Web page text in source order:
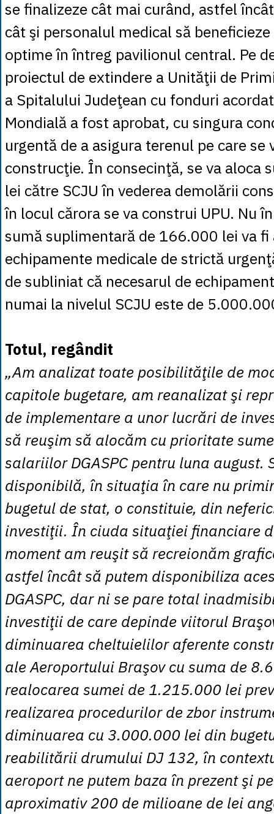
se finalizeze cât mai curând, astfel
cât şi personalul medical să
optime în întreg pavilionul central. Pe
proiectul de extindere a Unităţii de
a Spitalului Judeţean cu fonduri
Mondială a fost aprobat, cu singura
urgentă de a asigura terenul pe care se
construcţie. În consecinţă, se va aloca
lei către SCJU în vederea demolării
în locul cărora se va construi UPU. Nu
sumă suplimentară de 166.000 lei va
echipamente medicale de strictă
de subliniat că necesarul de
numai la nivelul SCJU este de
Totul, regândit
„Am analizat toate posibilităţile de
capitole bugetare, am reanalizat şi
de implementare a unor lucrări de
să reuşim să alocăm cu prioritate
salariilor DGASPC pentru luna august.
disponibilă, în situaţia în care nu
bugetul de stat, o constituie, din
investiţii. În ciuda situaţiei financiare
moment am reuşit să recreionăm
astfel încât să putem disponibiliza
DGASPC, dar ni se pare total
investiţii de care depinde viitorul
diminuarea cheltuielilor aferente
ale Aeroportului Braşov cu suma de
realocarea sumei de 1.215.000 lei
realizarea procedurilor de zbor
diminuarea cu 3.000.000 lei din
reabilitării drumului DJ 132, în
aeroport ne putem baza în prezent şi
aproximativ 200 de milioane de lei